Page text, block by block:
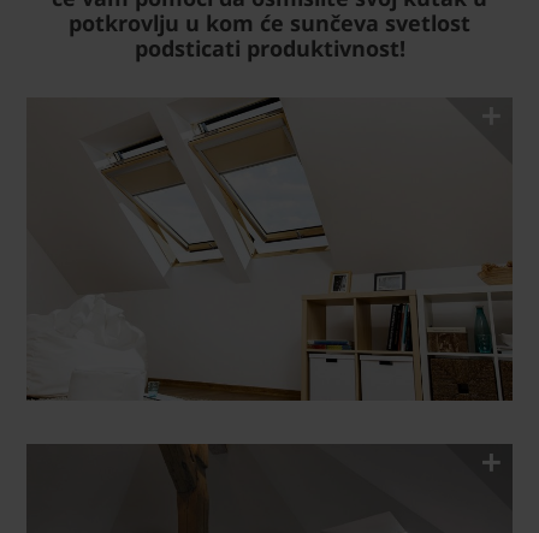
potkrovlju u kom će sunčeva svetlost
podsticati produktivnost!